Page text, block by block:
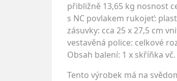
přibližně 13,65 kg nosnost
s NC povlakem rukojeť:
zásuvky: cca 25 x 27,5 cm
vestavěná police: celkové
Obsah balení: 1 x skříňka
Tento výrobek má na